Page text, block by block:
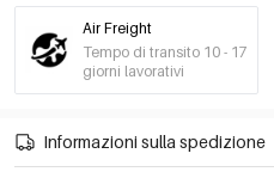
Air Freight
Tempo di transito 10 - 17
giorni lavorativi
Informazioni sulla spedizione